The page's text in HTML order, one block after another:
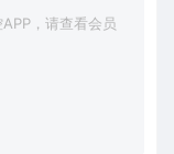
，请查看会员